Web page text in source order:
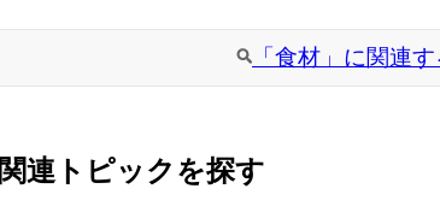
「食材」に関連
関連トピックを探す